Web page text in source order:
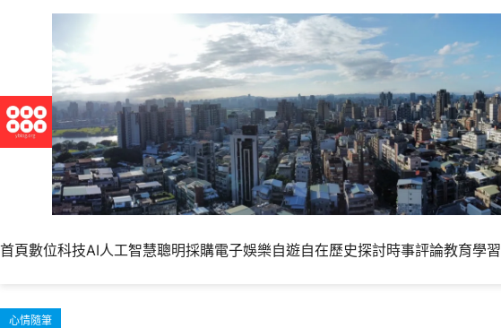
內
容
首頁數位科技AI人工智慧聰明採購電子娛樂自遊自在歷史探討時事評論教育學習
心情隨筆